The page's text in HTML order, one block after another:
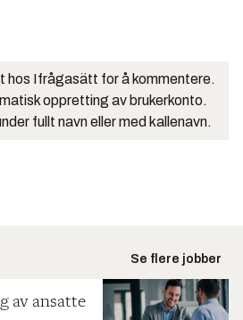
hos Ifrågasätt for å kommentere.
oppretting av brukerkonto.
fullt navn eller med kallenavn.
Se flere jobber
av ansatte